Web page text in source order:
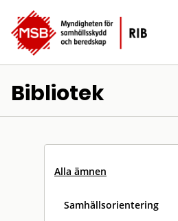
Bibliotek
Alla ämnen
Samhällsorientering